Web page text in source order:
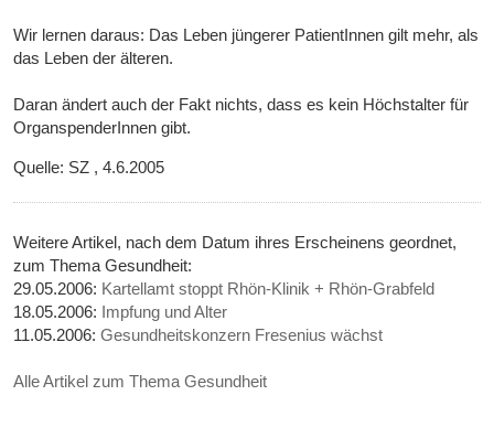
Wir lernen daraus: Das Leben jüngerer PatientInnen gilt mehr, als
das Leben der älteren.
Daran ändert auch der Fakt nichts, dass es kein Höchstalter für
OrganspenderInnen gibt.
Quelle: SZ , 4.6.2005
Weitere Artikel, nach dem Datum ihres Erscheinens geordnet,
zum Thema Gesundheit:
29.05.2006: Kartellamt stoppt Rhön-Klinik + Rhön-Grabfeld
18.05.2006: Impfung und Alter
11.05.2006:Gesundheitskonzern Fresenius wächst
Alle Artikel zum Thema Gesundheit